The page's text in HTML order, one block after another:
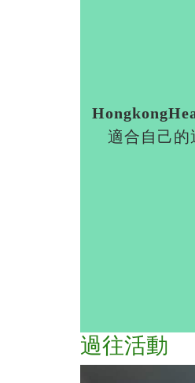
適合自己的
過往活動